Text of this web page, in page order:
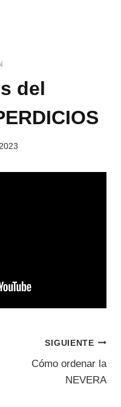
del
SIGUIENTE
Cómo ordenar la
NEVERA